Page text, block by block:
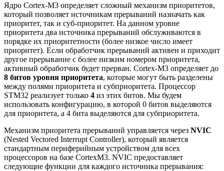
Ядро Cortex-M3 определяет сложный механизм приоритетов,
который позволяет источникам прерываний назначать как
приоритет, так и суб-приоритет. На данном уровне
приоритета два источника прерываний обслуживаются в
порядке их приоритетности (более низкое число имеет
приоритет). Если обработчик прерываний активен и приходит
другое прерывание с более низким номером приоритета,
активный обработчик будет прерван. Cortex-M3 определяет до
8 битов уровня приоритета, которые могут быть разделены
между полями приоритета и субприоритета. Процессор
STM32 реализует только 4 из этих битов. Мы будем
использовать конфигурацию, в которой 0 битов выделяются
для приоритета, а 4 бита выделяются для субприоритета.
Механизм приоритета прерываний управляется через NVIC
(Nested Vectored Interrupt Controller), который является
стандартным периферийным устройством для всех
процессоров на базе CortexM3. NVIC предоставляет
следующие функции для каждого источника прерывания: